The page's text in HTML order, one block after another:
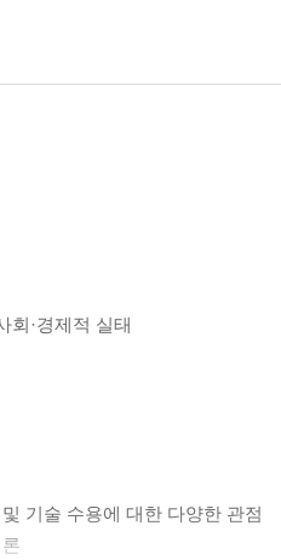
회·경제적 실태
기술 수용에 대한 다양한 관점